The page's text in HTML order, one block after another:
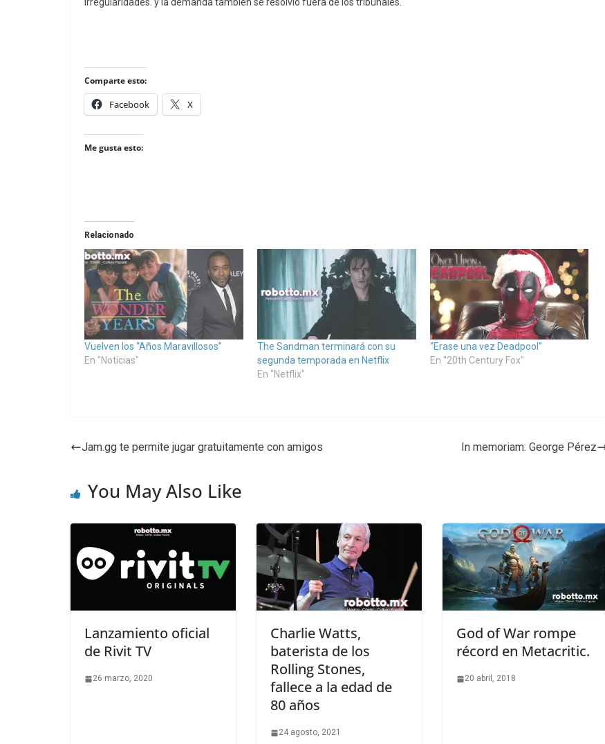
Comparte esto:
Facebook X
Me gusta esto:
Relacionado
Vuelven los “Años Maravillosos”
En "Noticias"
The Sandman terminará con su
segunda temporada en Netflix
En "Netflix"
“Erase una vez Deadpool”
En "20th Century Fox"
Jam.gg te permite jugar gratuitamente con amigos In memoriam: George Pérez
You May Also Like
Lanzamiento oficial
de Rivit TV
26 marzo, 2020
Charlie Watts,
baterista de los
Rolling Stones,
fallece a la edad de
80 años
24 agosto, 2021
God of War rompe
récord en Metacritic.
20 abril, 2018